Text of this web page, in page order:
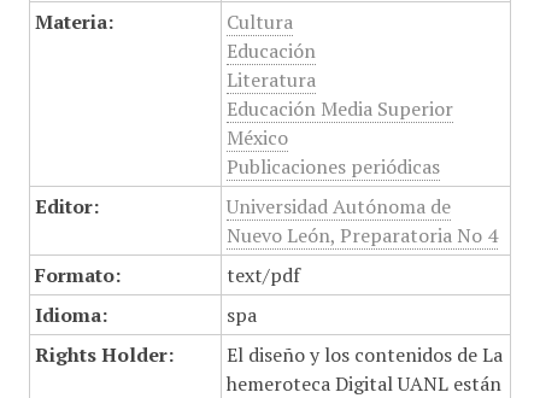
Materia:
Cultura
Educación
Literatura
Educación Media Superior
México
Publicaciones periódicas
Editor:
Universidad Autónoma de
Nuevo León, Preparatoria No 4
Formato:
text/pdf
Idioma:
spa
Rights Holder:
El diseño y los contenidos de La
hemeroteca Digital UANL están